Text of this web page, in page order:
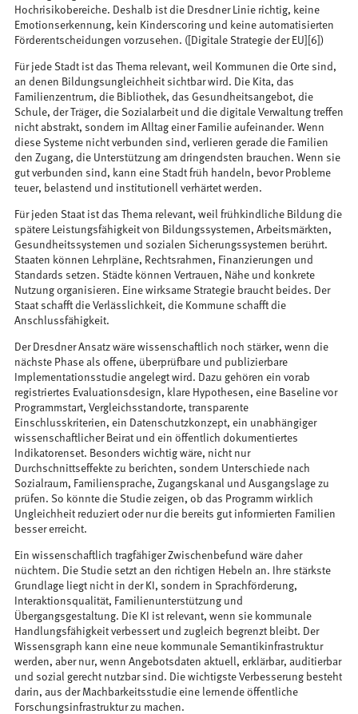
Hochrisikobereiche. Deshalb ist die Dresdner Linie richtig, keine
Emotionserkennung, kein Kinderscoring und keine automatisierten
Förderentscheidungen vorzusehen. ([Digitale Strategie der EU][6])
Für jede Stadt ist das Thema relevant, weil Kommunen die Orte sind,
an denen Bildungsungleichheit sichtbar wird. Die Kita, das
Familienzentrum, die Bibliothek, das Gesundheitsangebot, die
Schule, der Träger, die Sozialarbeit und die digitale Verwaltung treffen
nicht abstrakt, sondern im Alltag einer Familie aufeinander. Wenn
diese Systeme nicht verbunden sind, verlieren gerade die Familien
den Zugang, die Unterstützung am dringendsten brauchen. Wenn sie
gut verbunden sind, kann eine Stadt früh handeln, bevor Probleme
teuer, belastend und institutionell verhärtet werden.
Für jeden Staat ist das Thema relevant, weil frühkindliche Bildung die
spätere Leistungsfähigkeit von Bildungssystemen, Arbeitsmärkten,
Gesundheitssystemen und sozialen Sicherungssystemen berührt.
Staaten können Lehrpläne, Rechtsrahmen, Finanzierungen und
Standards setzen. Städte können Vertrauen, Nähe und konkrete
Nutzung organisieren. Eine wirksame Strategie braucht beides. Der
Staat schafft die Verlässlichkeit, die Kommune schafft die
Anschlussfähigkeit.
Der Dresdner Ansatz wäre wissenschaftlich noch stärker, wenn die
nächste Phase als offene, überprüfbare und publizierbare
Implementationsstudie angelegt wird. Dazu gehören ein vorab
registriertes Evaluationsdesign, klare Hypothesen, eine Baseline vor
Programmstart, Vergleichsstandorte, transparente
Einschlusskriterien, ein Datenschutzkonzept, ein unabhängiger
wissenschaftlicher Beirat und ein öffentlich dokumentiertes
Indikatorenset. Besonders wichtig wäre, nicht nur
Durchschnittseffekte zu berichten, sondern Unterschiede nach
Sozialraum, Familiensprache, Zugangskanal und Ausgangslage zu
prüfen. So könnte die Studie zeigen, ob das Programm wirklich
Ungleichheit reduziert oder nur die bereits gut informierten Familien
besser erreicht.
Ein wissenschaftlich tragfähiger Zwischenbefund wäre daher
nüchtern. Die Studie setzt an den richtigen Hebeln an. Ihre stärkste
Grundlage liegt nicht in der KI, sondern in Sprachförderung,
Interaktionsqualität, Familienunterstützung und
Übergangsgestaltung. Die KI ist relevant, wenn sie kommunale
Handlungsfähigkeit verbessert und zugleich begrenzt bleibt. Der
Wissensgraph kann eine neue kommunale Semantikinfrastruktur
werden, aber nur, wenn Angebotsdaten aktuell, erklärbar, auditierbar
und sozial gerecht nutzbar sind. Die wichtigste Verbesserung besteht
darin, aus der Machbarkeitsstudie eine lernende öffentliche
Forschungsinfrastruktur zu machen.